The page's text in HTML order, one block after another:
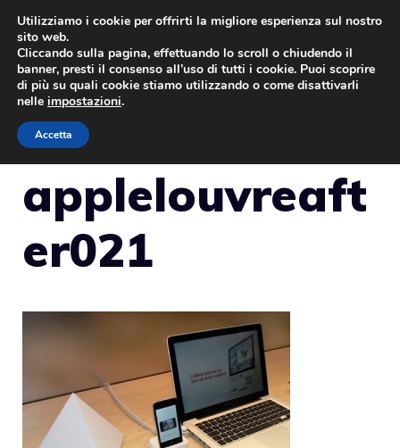
Vai
contenuto
applelouvreaft
er021
Utilizziamo i cookie per offrirti la migliore esperienza sul nostro
sito web.
Cliccando sulla pagina, effettuando lo scroll o chiudendo il
banner, presti il consenso all’uso di tutti i cookie. Puoi scoprire
di più su quali cookie stiamo utilizzando o come disattivarli
nelle impostazioni.
Accetta